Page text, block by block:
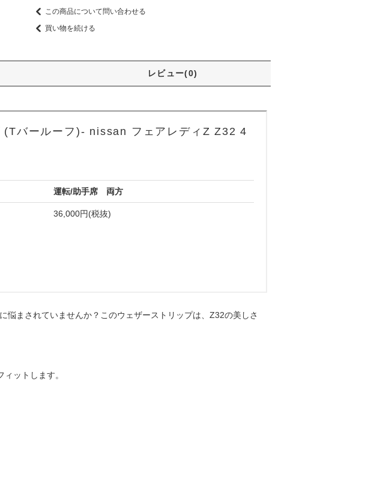
この商品について問い合わせる
買い物を続ける
レビュー(0)
まされていませんか？このウェザーストリップは、Z32の美しさ
ットします。